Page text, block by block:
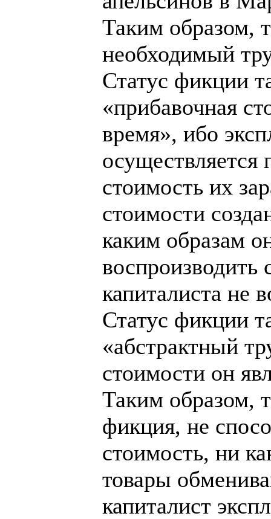
Таким образом,
необходимый
Статус фикции
«прибавочная
время», ибо
осуществляется
стоимость их
стоимости
каким образам
капиталиста не
Статус фикции
«абстрактный
стоимости он
Таким образом,
фикция, не
стоимость, ни
товары
капиталист